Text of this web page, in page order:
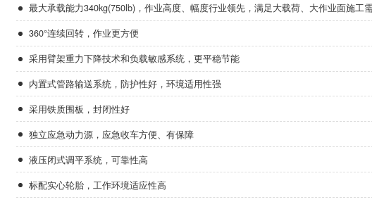
最大承载能力340kg(750lb)，作业高度、幅度行业领先，满足大载荷、大作业面施工
360°连续回转，作业更方便
采用臂架重力下降技术和负载敏感系统，更平稳节能
内置式管路输送系统，防护性好，环境适用性强
采用铁质围板，封闭性好
独立应急动力源，应急收车方便、有保障
液压闭式调平系统，可靠性高
标配实心轮胎，工作环境适应性高